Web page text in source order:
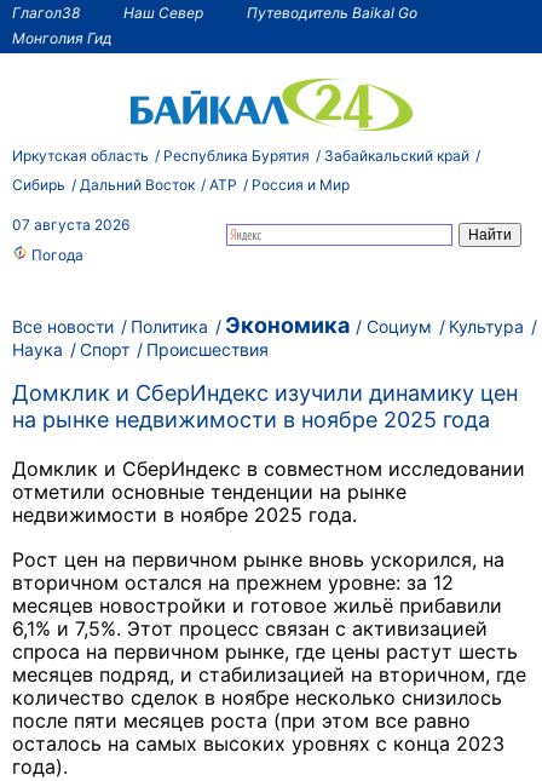
Глагол38 Наш Север
Путеводитель Baikal Go
Монголия Гид
Иркутская область Республика Бурятия
Забайкальский край
Сибирь
Дальний Восток АТР Россия и Мир
07 августа 2026
Погода
Все новости Политика Экономика Социум
Культура
Наука
Спорт Происшествия
Домклик и СберИндекс изучили динамику цен
на рынке недвижимости в ноябре 2025 года
Домклик и СберИндекс в совместном исследовании
отметили основные тенденции на рынке
недвижимости в ноябре 2025 года.
Рост цен на первичном рынке вновь ускорился, на
вторичном остался на прежнем уровне: за 12
месяцев новостройки и готовое жильё прибавили
6,1% и 7,5%. Этот процесс связан с активизацией
спроса на первичном рынке, где цены растут шесть
месяцев подряд, и стабилизацией на вторичном, где
количество сделок в ноябре несколько снизилось
после пяти месяцев роста (при этом все равно
осталось на самых высоких уровнях с конца 2023
года).